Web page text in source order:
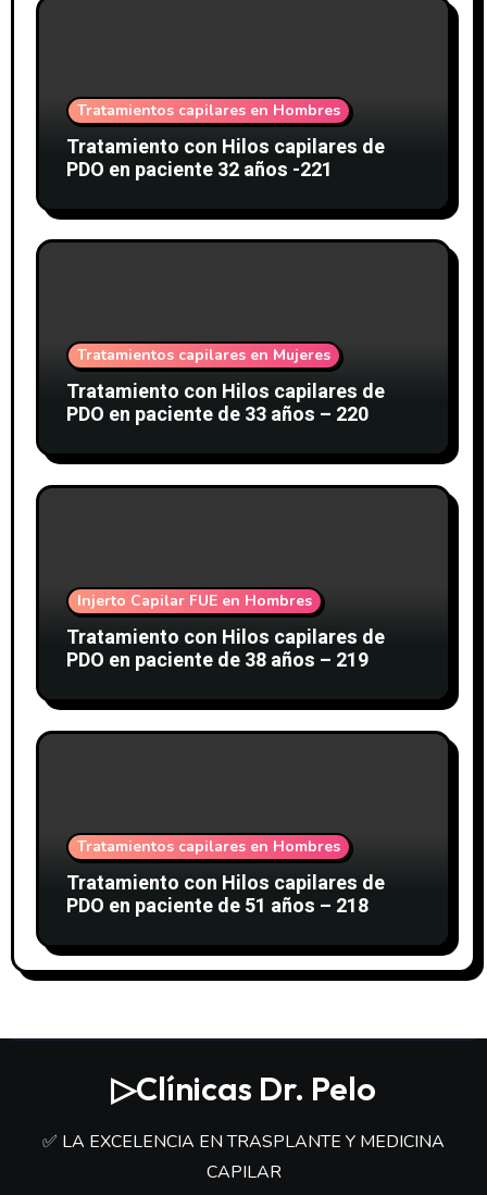
Tratamientos capilares en Hombres
Tratamiento con Hilos capilares de
PDO en paciente 32 años -221
Tratamientos capilares en Mujeres
Tratamiento con Hilos capilares de
PDO en paciente de 33 años – 220
Injerto Capilar FUE en Hombres
Tratamiento con Hilos capilares de
PDO en paciente de 38 años – 219
Tratamientos capilares en Hombres
Tratamiento con Hilos capilares de
PDO en paciente de 51 años – 218
▷Clínicas Dr. Pelo
✅ LA EXCELENCIA EN TRASPLANTE Y MEDICINA
CAPILAR